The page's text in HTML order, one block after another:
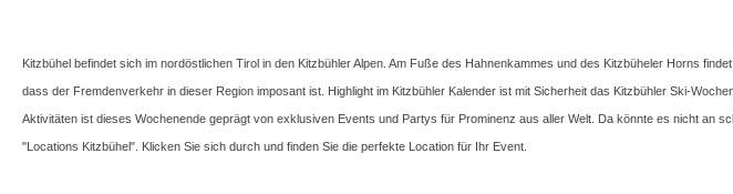
Kitzbühel befindet sich im nordöstlichen Tirol in den Kitzbühler Alpen. Am Fuße des Hahnenkammes und des Kitzbüheler Horns
dass der Fremdenverkehr in dieser Region imposant ist. Highlight im Kitzbühler Kalender ist mit Sicherheit das Kitzbühler Ski-
Aktivitäten ist dieses Wochenende geprägt von exklusiven Events und Partys für Prominenz aus aller Welt. Da könnte es nicht an
"Locations Kitzbühel". Klicken Sie sich durch und finden Sie die perfekte Location für Ihr Event.